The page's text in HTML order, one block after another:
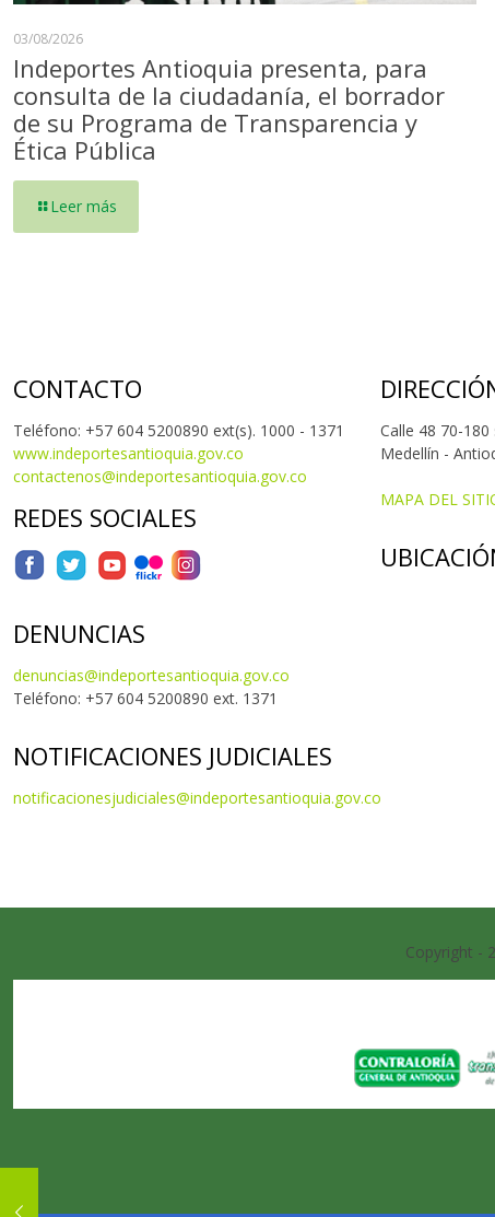
03/08/2026
Indeportes Antioquia presenta, para
consulta de la ciudadanía, el borrador
de su Programa de Transparencia y
Ética Pública
Leer más
CONTACTO
Teléfono: +57 604 5200890 ext(s). 1000 - 1371
www.indeportesantioquia.gov.co
contactenos@indeportesantioquia.gov.co
REDES SOCIALES
DENUNCIAS
denuncias@indeportesantioquia.gov.co
Teléfono: +57 604 5200890 ext. 1371
NOTIFICACIONES JUDICIALES
notificacionesjudiciales@indeportesantioquia.gov.co
Calle 48 70-
Medellín -
MAPA DEL
Copyright -